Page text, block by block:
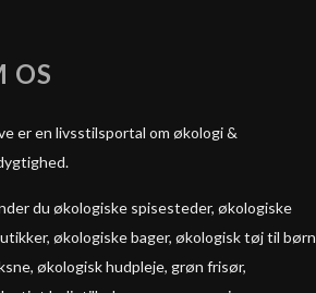
OS
er en livsstilsportal om økologi &
du økologiske spisesteder, økologiske
økologiske bager, økologisk tøj til børn
økologisk hudpleje, grøn frisør,